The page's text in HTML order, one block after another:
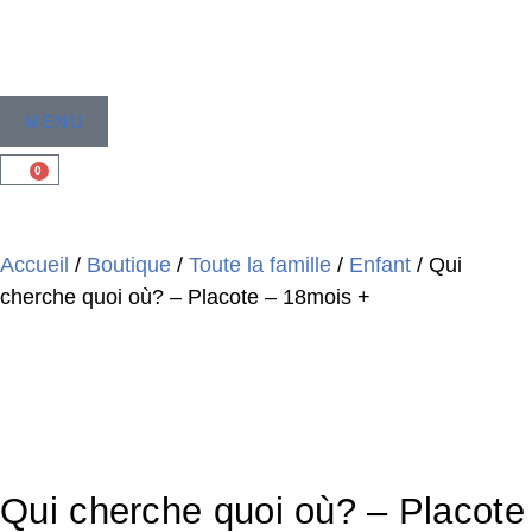
MENU
0
Accueil / Boutique / Toute la famille / Enfant / Qui
cherche quoi où? – Placote – 18mois +
Qui cherche quoi où? – Placote